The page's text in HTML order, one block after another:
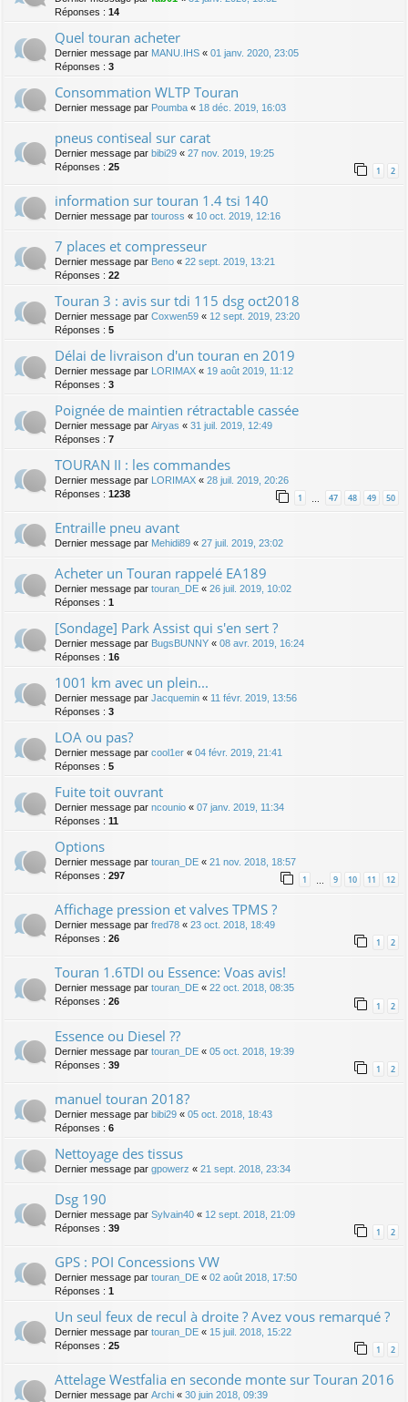
Réponses : 14
Quel touran acheter
Dernier message par MANU.IHS « 01 janv. 2020, 23:05
Réponses : 3
Consommation WLTP Touran
Dernier message par Poumba « 18 déc. 2019, 16:03
pneus contiseal sur carat
Dernier message par bibi29 « 27 nov. 2019, 19:25
Réponses : 25 1 2
information sur touran 1.4 tsi 140
Dernier message par touross « 10 oct. 2019, 12:16
7 places et compresseur
Dernier message par Beno « 22 sept. 2019, 13:21
Réponses : 22
Touran 3 : avis sur tdi 115 dsg oct2018
Dernier message par Coxwen59 « 12 sept. 2019, 23:20
Réponses : 5
Délai de livraison d'un touran en 2019
Dernier message par LORIMAX « 19 août 2019, 11:12
Réponses : 3
Poignée de maintien rétractable cassée
Dernier message par Airyas « 31 juil. 2019, 12:49
Réponses : 7
TOURAN II : les commandes
Dernier message par LORIMAX « 28 juil. 2019, 20:26
Réponses : 1238 1 … 47 48 49 50
Entraille pneu avant
Dernier message par Mehidi89 « 27 juil. 2019, 23:02
Acheter un Touran rappelé EA189
Dernier message par touran_DE « 26 juil. 2019, 10:02
Réponses : 1
[Sondage] Park Assist qui s'en sert ?
Dernier message par BugsBUNNY « 08 avr. 2019, 16:24
Réponses : 16
1001 km avec un plein...
Dernier message par Jacquemin « 11 févr. 2019, 13:56
Réponses : 3
LOA ou pas?
Dernier message par cool1er « 04 févr. 2019, 21:41
Réponses : 5
Fuite toit ouvrant
Dernier message par ncounio « 07 janv. 2019, 11:34
Réponses : 11
Options
Dernier message par touran_DE « 21 nov. 2018, 18:57
Réponses : 297 1 … 9 10 11 12
Affichage pression et valves TPMS ?
Dernier message par fred78 « 23 oct. 2018, 18:49
Réponses : 26 1 2
Touran 1.6TDI ou Essence: Voas avis!
Dernier message par touran_DE « 22 oct. 2018, 08:35
Réponses : 26 1 2
Essence ou Diesel ??
Dernier message par touran_DE « 05 oct. 2018, 19:39
Réponses : 39 1 2
manuel touran 2018?
Dernier message par bibi29 « 05 oct. 2018, 18:43
Réponses : 6
Nettoyage des tissus
Dernier message par gpowerz « 21 sept. 2018, 23:34
Dsg 190
Dernier message par Sylvain40 « 12 sept. 2018, 21:09
Réponses : 39 1 2
GPS : POI Concessions VW
Dernier message par touran_DE « 02 août 2018, 17:50
Réponses : 1
Un seul feux de recul à droite ? Avez vous remarqué ?
Dernier message par touran_DE « 15 juil. 2018, 15:22
Réponses : 25 1 2
Attelage Westfalia en seconde monte sur Touran 2016
Dernier message par Archi « 30 juin 2018, 09:39